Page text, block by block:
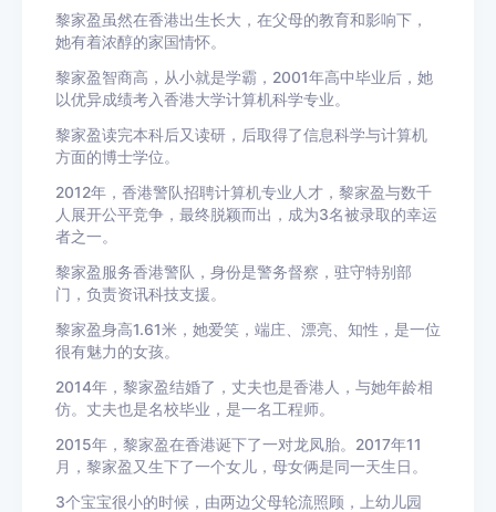
黎家盈虽然在香港出生长大，在父母的教育和影响下，
她有着浓醇的家国情怀。
黎家盈智商高，从小就是学霸，2001年高中毕业后，她
以优异成绩考入香港大学计算机科学专业。
黎家盈读完本科后又读研，后取得了信息科学与计算机
方面的博士学位。
2012年，香港警队招聘计算机专业人才，黎家盈与数千
人展开公平竞争，最终脱颖而出，成为3名被录取的幸运
者之一。
黎家盈服务香港警队，身份是警务督察，驻守特别部
门，负责资讯科技支援。
黎家盈身高1.61米，她爱笑，端庄、漂亮、知性，是一位
很有魅力的女孩。
2014年，黎家盈结婚了，丈夫也是香港人，与她年龄相
仿。丈夫也是名校毕业，是一名工程师。
2015年，黎家盈在香港诞下了一对龙凤胎。2017年11
月，黎家盈又生下了一个女儿，母女俩是同一天生日。
3个宝宝很小的时候，由两边父母轮流照顾，上幼儿园